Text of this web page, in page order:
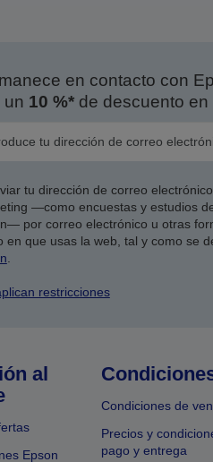
en contacto con
un 10 %*de descuento en
tu dirección de correo
—como encuestas y estudios
por correo electrónico u otras
en que usas la web, tal y como se
restricciones
al
Epson
Condiciones de
Precios y
pago y entrega